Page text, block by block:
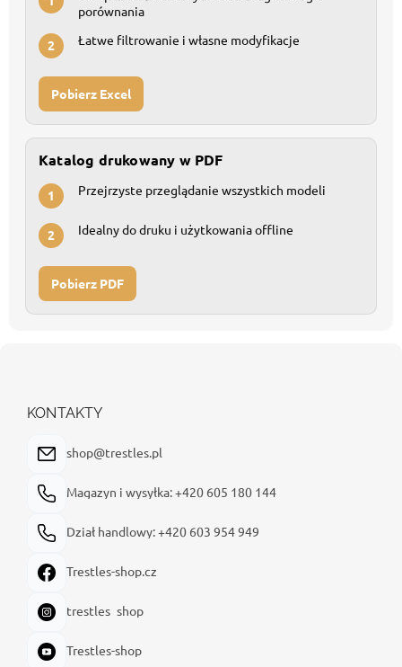
porównania
2 Łatwe filtrowanie i własne modyfikacje
Pobierz Excel
Katalog drukowany w PDF
1 Przejrzyste przeglądanie wszystkich modeli
2 Idealny do druku i użytkowania offline
Pobierz PDF
KONTAKTY
shop@trestles.pl
Magazyn i wysyłka: +420 605 180 144
Dział handlowy: +420 603 954 949
Trestles-shop.cz
trestles_shop
Trestles-shop